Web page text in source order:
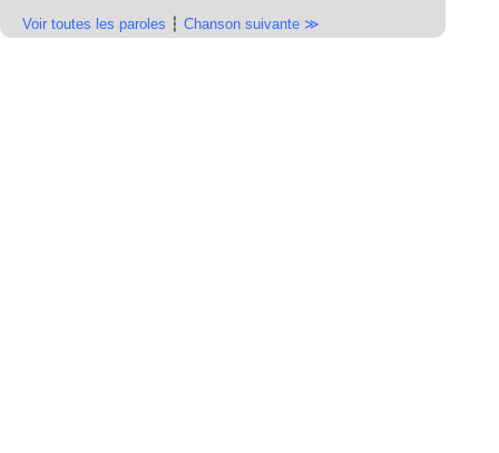
Voir toutes les paroles ┆ Chanson suivante ≫